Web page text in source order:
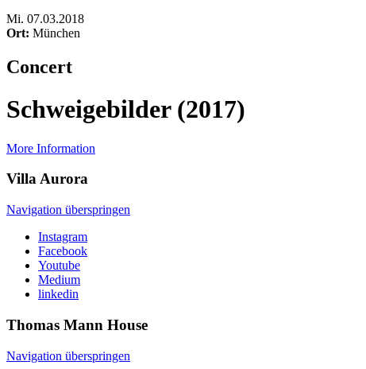
Mi. 07.03.2018
Ort: München
Concert
Schweigebilder (2017)
More Information
VillaAurora
Navigation überspringen
Instagram
Facebook
Youtube
Medium
linkedin
Thomas Mann House
Navigation überspringen